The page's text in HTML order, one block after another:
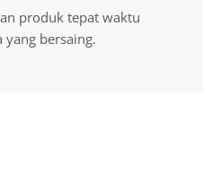
produk tepat waktu
yang bersaing.
produk tepat waktu
bersaing.